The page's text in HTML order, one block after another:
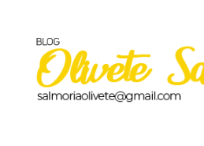
conteúdo